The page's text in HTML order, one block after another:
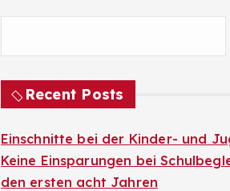
Recent Posts
Einschnitte bei der Kinder- und
Keine Einsparungen bei
den ersten acht Jahren